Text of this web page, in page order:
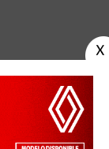
Área privada